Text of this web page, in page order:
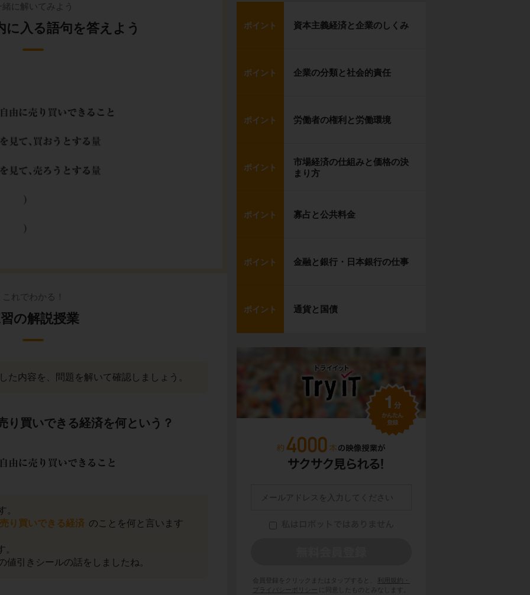
緒に解いてみよう
に入る語句を答えよう
これでわかる！
の解説授業
た内容を、問題を解いて確認しましょう。
り買いできる経済を何という？
。
り買いできる経済 のことを何と言います
。
値引きシールの話をしましたね。
ポイント 資本主義経済と企業のしくみ
ポイント 企業の分類と社会的責任
ポイント 労働者の権利と労働環境
ポイント
市場経済の仕組みと価格の決
まり方
ポイント 寡占と公共料金
ポイント 金融と銀行・日本銀行の仕事
ポイント 通貨と国債
会員登録をクリックまたはタップすると、
利用規約・
プライバシーポリシー
に同意したものとみなします。